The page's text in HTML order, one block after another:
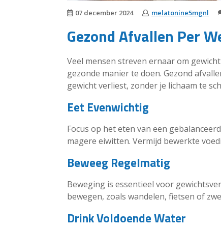
07 december 2024 melatonine5mgnl
Gezond Afvallen Per
Veel mensen streven ernaar om
gezonde manier te doen. Gezond
gewicht verliest, zonder je lichaam te
Eet Evenwichtig
Focus op het eten van een
magere eiwitten. Vermijd bewerkte
Beweeg Regelmatig
Beweging is essentieel voor
bewegen, zoals wandelen, fietsen of
Drink Voldoende Water